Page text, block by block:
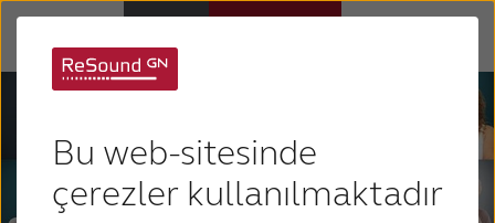
Bu web-sitesinde
çerezler kullanılmaktadır